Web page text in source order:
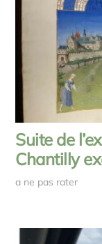
Suite de
Chantilly
a ne pas rater